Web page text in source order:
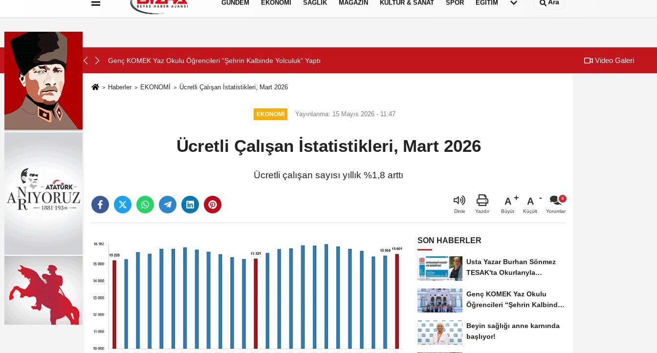
Hakkımızda Künye Çerez Politikası
GÜNDEM EKONOMİ SAĞLIK MAGAZİN KÜLTÜR & SANAT SPOR EĞİTİM Ara
SON DAKİKA:
Yolculuk” Yaptı Beyin sağlığı anne karnında başlıyor! Dünyanın
Video Galeri
Haberler EKONOMİ Ücretli Çalışan İstatistikleri, Mart 2026
EKONOMİ Yayınlanma: 15 Mayıs 2026 - 11:47
Ücretli Çalışan İstatistikleri, Mart 2026
Ücretli çalışan sayısı yıllık %1,8 arttı
Dinle Yazdır
A
Büyüt
A
Küçült Yorumlar
SON HABERLER
Usta Yazar Burhan Sönmez
TESAK'ta Okurlarıyla
Genç KOMEK Yaz Okulu
Öğrencileri “Şehrin Kalbinde
Beyin sağlığı anne karnında
başlıyor!